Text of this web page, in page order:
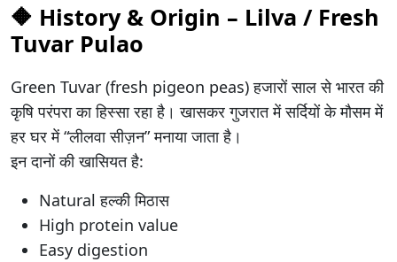
🔶 History & Origin – Lilva / Fresh
Tuvar Pulao
Green Tuvar (fresh pigeon peas) हजारों साल से भारत की
कृषि परंपरा का हिस्सा रहा है। खासकर गुजरात में सर्दियों के मौसम में
हर घर में “लीलवा सीज़न” मनाया जाता है।
इन दानों की खासियत है:
Natural हल्की मिठास
High protein value
Easy digestion